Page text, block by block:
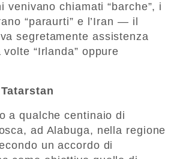
venivano chiamati “barche”, i
“paraurti” e l’Iran — il
segretamente assistenza
“Irlanda” oppure
a qualche centinaio di
ad Alabuga, nella regione
un accordo di